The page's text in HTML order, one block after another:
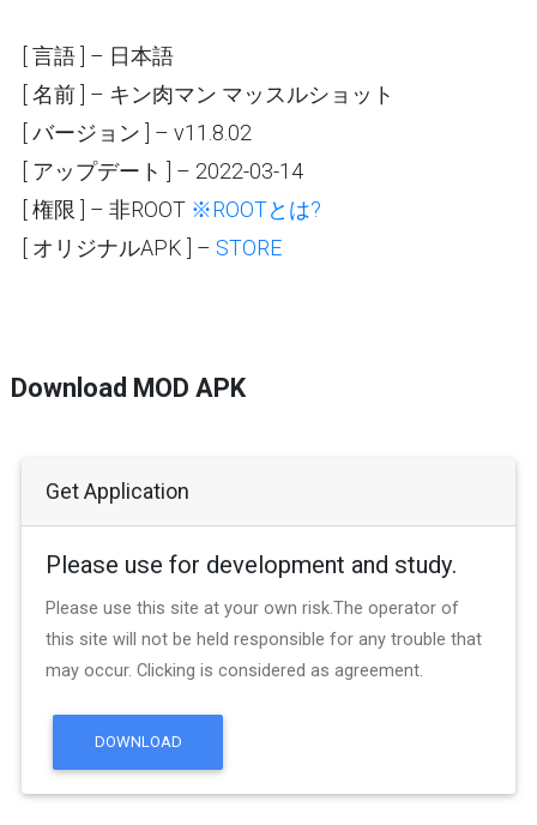
[ 言語 ] – 日本語
[ 名前 ] – キン肉マン マッスルショット
[ バージョン ] – v11.8.02
[ アップデート ] – 2022-03-14
[ 権限 ] – 非ROOT ※ROOTとは?
[ オリジナルAPK ] – STORE
Download MOD APK
Get Application
Please use for development and study.
Please use this site at your own risk.The operator of
this site will not be held responsible for any trouble that
may occur. Clicking is considered as agreement.
DOWNLOAD